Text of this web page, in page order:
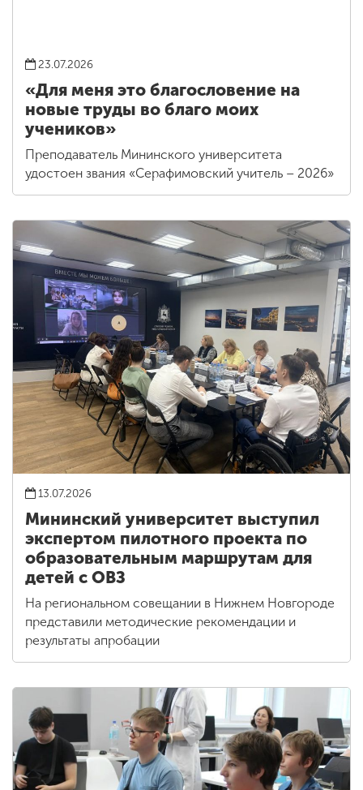
23.07.2026
«Для меня это благословение на
новые труды во благо моих
учеников»
Преподаватель Мининского университета
удостоен звания «Серафимовский учитель – 2026»
13.07.2026
Мининский университет выступил
экспертом пилотного проекта по
образовательным маршрутам для
детей с ОВЗ
На региональном совещании в Нижнем Новгороде
представили методические рекомендации и
результаты апробации